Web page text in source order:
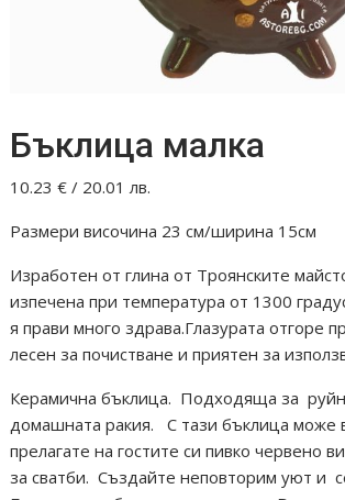
Бъклица малка
10.23€ / 20.01 лв.
Размери височина 23 см/ширина 15см
Изработен от глина от Троянските
изпечена при температура от 1300
я прави много здрава.Глазурата отгоре
лесен за почистване и приятен за
Керамична бъклица. Подходяща за
домашната ракия. С тази бъклица може
прелагате на гостите си пивко червено
за сватби. Създайте неповторим уют и